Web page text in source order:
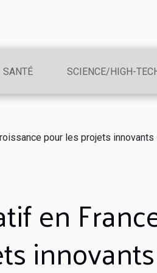
SANTÉ SCIENCE/HIGH-
pour les projets innovants
en
innovants